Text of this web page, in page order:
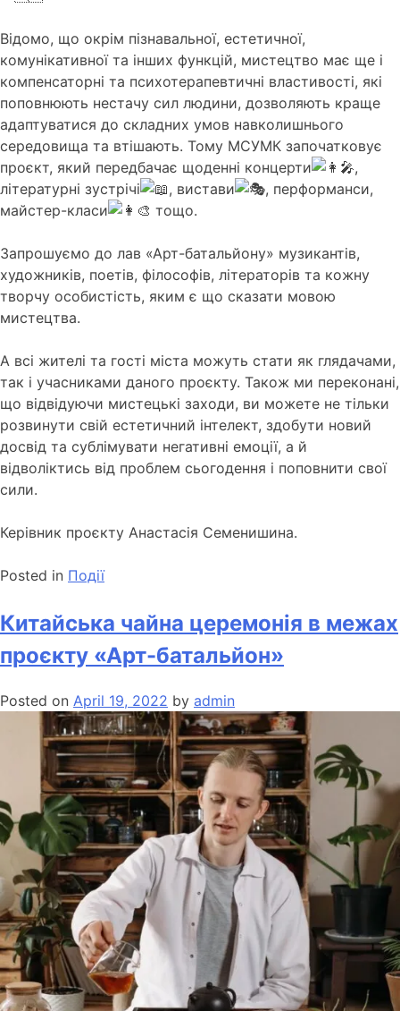
Відомо, що окрім пізнавальної, естетичної,
комунікативної та інших функцій, мистецтво має ще і
компенсаторні та психотерапевтичні властивості, які
поповнюють нестачу сил людини, дозволяють краще
адаптуватися до складних умов навколишнього
середовища та втішають. Тому МСУМК започатковує
проєкт, який передбачає щоденні концерти
,
літературні зустрічі
, вистави
, перформанси,
майстер-класи
тощо.
Запрошуємо до лав «Арт-батальйону» музикантів,
художників, поетів, філософів, літераторів та кожну
творчу особистість, яким є що сказати мовою
мистецтва.
А всі жителі та гості міста можуть стати як глядачами,
так і учасниками даного проєкту. Також ми переконані,
що відвідуючи мистецькі заходи, ви можете не тільки
розвинути свій естетичний інтелект, здобути новий
досвід та сублімувати негативні емоції, а й
відволіктись від проблем сьогодення і поповнити свої
сили.
Керівник проєкту Анастасія Семенишина.
Posted in Події
Китайська чайна церемонія в межах
проєкту «Арт-батальйон»
Posted on April 19, 2022 by admin